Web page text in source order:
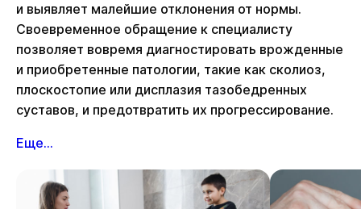
и выявляет малейшие отклонения от нормы.
Своевременное обращение к специалисту
позволяет вовремя диагностировать врожденные
и приобретенные патологии, такие как сколиоз,
плоскостопие или дисплазия тазобедренных
суставов, и предотвратить их прогрессирование.
Еще...